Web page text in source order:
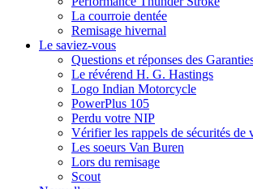
La courroie dentée
Remisage hivernal
Le saviez-vous
Questions et réponses des
Le révérend H. G. Hastings
Logo Indian Motorcycle
PowerPlus 105
Perdu votre NIP
Vérifier les rappels de sécurités de
Les soeurs Van Buren
Lors du remisage
Scout